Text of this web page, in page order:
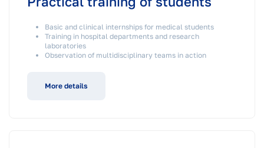
Basic and clinical internships for medical students
Training in hospital departments and research
laboratories
Observation of multidisciplinary teams in action
More details